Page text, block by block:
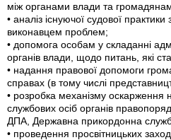
між органами влади та
• аналіз існуючої судової
виконавцем проблем;
• допомога особам у складанні
органів влади, щодо питань, які
• надання правової допомоги
справах (в тому числі
• розробка механізму оскарження
службових осіб органів
ДПА, Державна прикордонна
• проведення просвітницьких